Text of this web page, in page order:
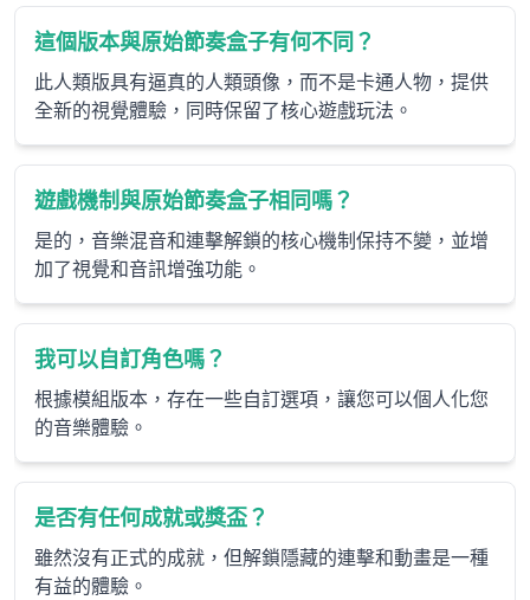
這個版本與原始節奏盒子有何不同？
此人類版具有逼真的人類頭像，而不是卡通人物，提供
全新的視覺體驗，同時保留了核心遊戲玩法。
遊戲機制與原始節奏盒子相同嗎？
是的，音樂混音和連擊解鎖的核心機制保持不變，並增
加了視覺和音訊增強功能。
我可以自訂角色嗎？
根據模組版本，存在一些自訂選項，讓您可以個人化您
的音樂體驗。
是否有任何成就或獎盃？
雖然沒有正式的成就，但解鎖隱藏的連擊和動畫是一種
有益的體驗。